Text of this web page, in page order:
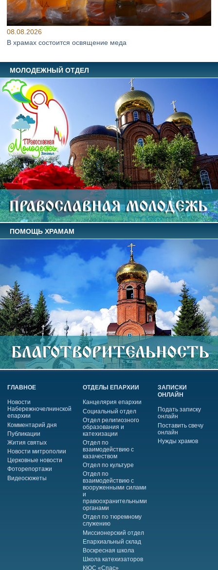
08.08.2026
В храмах состоится освящение меда
МОЛОДЕЖНЫЙ ОТДЕЛ
ПОМОЩЬ ХРАМАМ
ГЛАВНОЕ
Новости
Набережночелнинской
епархии
Комментарий дня
Публикации
Жития святых
Новости митрополии
Церковные новости
Фоторепортажи
Видеосюжеты
ОТДЕЛЫ ЕПАРХИИ
Канцелярия епархии
Социальный отдел
Отдел религиозного
образования и
катехизации
Отдел по
взаимодействию с
казачеством
Отдел по культуре
Отдел по
взаимодействию с
вооруженными силами
и
правоохранительными
органами
Отдел по тюремному
служению
Миссионерский отдел
Епархиальный склад
Воскресная школа
Школа катехизаторов
КЮС «Спас»
ЗАПИСКИ
ОНЛАЙН
Подать записку
онлайн
Поставить свечу
онлайн
Нужды храмов